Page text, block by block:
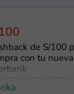
de S/100
con tu